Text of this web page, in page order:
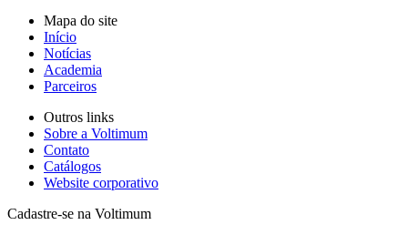
Mapa do site
Início
Notícias
Academia
Parceiros
Outros links
Sobre a Voltimum
Contato
Catálogos
Website corporativo
Cadastre-se na Voltimum